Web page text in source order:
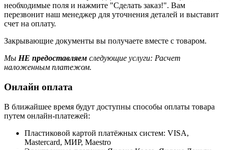
необходимые поля и нажмите "Сделать заказ!". Вам
перезвонит наш менеджер для уточнения деталей и выставит
счет на оплату.
Закрывающие документы вы получаете вместе с товаром.
Мы НЕ предоставляем следующие услуги: Расчет
наложенным платежом.
Онлайн оплата
В ближайшее время будут доступны способы оплаты товара
путем онлайн-платежей:
Пластиковой картой платёжных систем: VISA,
Mastercard, МИР, Maestrо